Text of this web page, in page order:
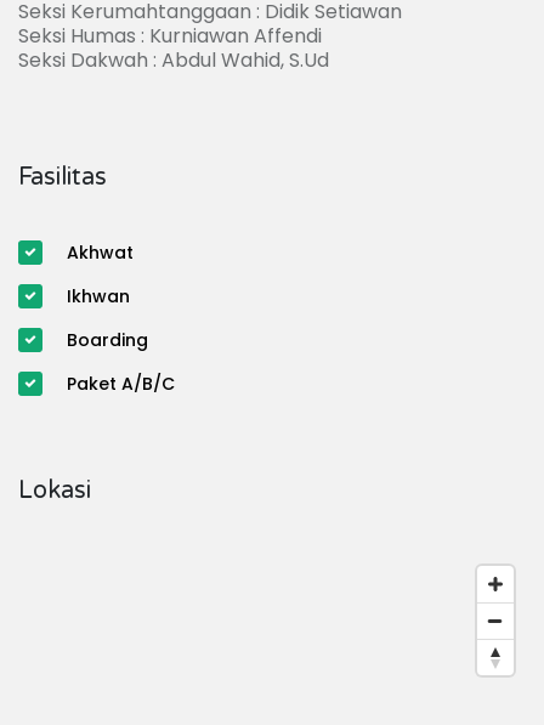
Seksi Kerumahtanggaan : Didik Setiawan
Seksi Humas : Kurniawan Affendi
Seksi Dakwah : Abdul Wahid, S.Ud
Fasilitas
Akhwat
Ikhwan
Boarding
Paket A/B/C
Lokasi